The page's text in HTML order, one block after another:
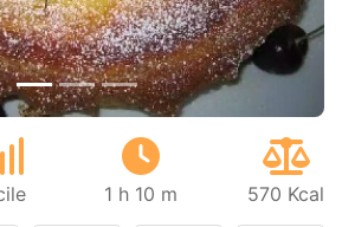
1 h 10 m 570 Kcal